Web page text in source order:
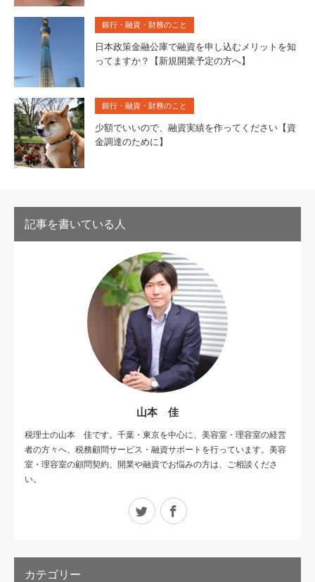
銀行・融資・財務のこと
日本政策金融公庫で融資を申し込むメリットを知
ってますか？【新規開業予定の方へ】
銀行・融資・財務のこと
少額でいいので、融資実績を作ってください【資
金調達のために】
記事を書いている人
山本 佳
税理士の山本 佳です。千葉・東京を中心に、美容室・理容室の経営
者の方々へ、税務顧問サービス・融資サポートを行っています。美容
室・理容室の顧問契約、開業や融資でお悩みの方は、ご相談くださ
い。
Twitter Facebook
カテゴリー